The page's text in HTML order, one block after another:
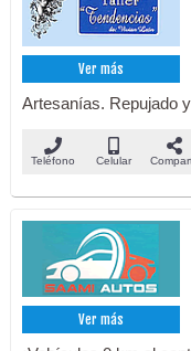
Ver más
Artesanías. Repujado
Teléfono Celular
Ver más